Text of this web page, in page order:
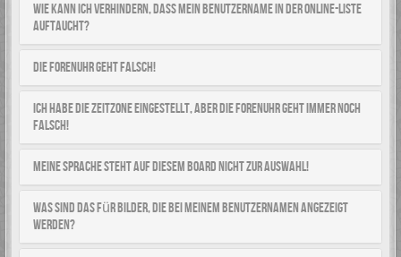
Wie kann ich verhindern, dass mein Benutzername in der Online-Liste
auftaucht?
Die Forenuhr geht falsch!
Ich habe die Zeitzone eingestellt, aber die Forenuhr geht immer noch
falsch!
Meine Sprache steht auf diesem Board nicht zur Auswahl!
Was sind das für Bilder, die bei meinem Benutzernamen angezeigt
werden?